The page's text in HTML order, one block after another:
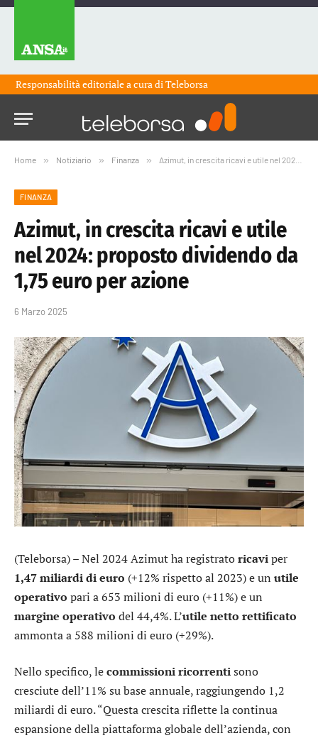
Responsabilità editoriale a cura diTeleborsa
Home » Notiziario » Finanza » Azimut, in crescita ricavi e utile nel 2024: proposto dividendo da 1,75 euro per azione
FINANZA
Azimut, in crescita ricavi e utile
nel 2024: proposto dividendo da
1,75 euro per azione
6 Marzo 2025
(Teleborsa) – Nel 2024Azimutha registratoricaviper
1,47 miliardi di euro (+12% rispetto al 2023) e un utile
operativo pari a 653 milioni di euro (+11%) e un
margine operativo del 44,4%. L’utile netto rettificato
ammonta a 588 milioni di euro (+29%).
Nello specifico, lecommissioniricorrentisono
cresciute dell’11% su base annuale, raggiungendo 1,2
miliardi di euro. “Questa crescita riflette la continua
espansione della piattaforma globale dell’azienda, con